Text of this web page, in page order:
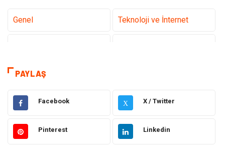
Genel Teknoloji ve İnternet
Dekorasyon
Hukuk Elektrik & Elektronik
Giyim Makine
PAYLAŞ
Facebook X X / Twitter
Pinterest Linkedin